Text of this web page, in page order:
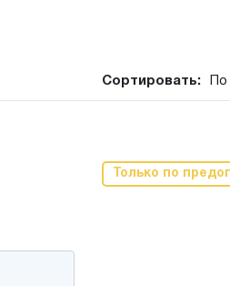
Сортировать:
Только по